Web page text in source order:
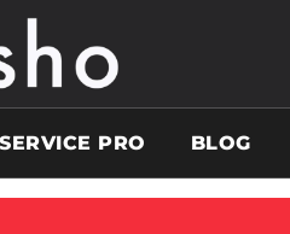
SERVICE PRO BLOG